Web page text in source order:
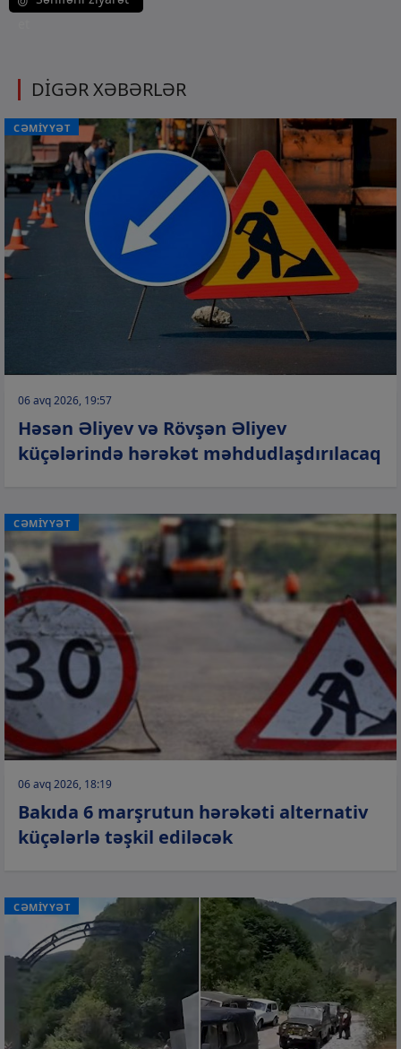
DİGƏR XƏBƏRLƏR
CƏMİYYƏT
06 avq 2026, 19:57
Həsən Əliyev və Rövşən Əliyev
küçələrində hərəkət məhdudlaşdırılacaq
CƏMİYYƏT
06 avq 2026, 18:19
Bakıda 6 marşrutun hərəkəti alternativ
küçələrlə təşkil ediləcək
CƏMİYYƏT